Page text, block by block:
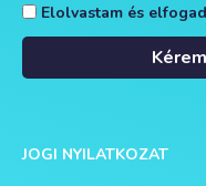
Elolvastam és
JOGI NYILATKOZAT